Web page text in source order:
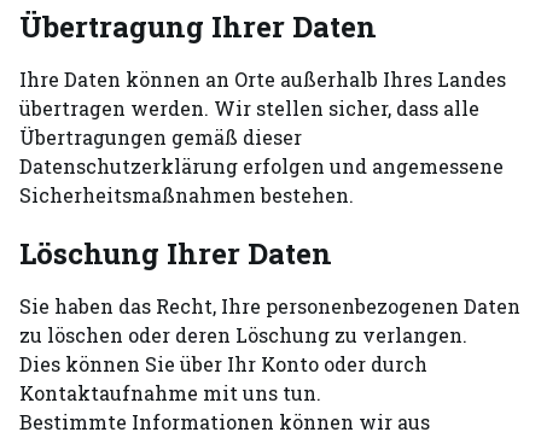
Übertragung Ihrer Daten
Ihre Daten können an Orte außerhalb Ihres Landes
übertragen werden. Wir stellen sicher, dass alle
Übertragungen gemäß dieser
Datenschutzerklärung erfolgen und angemessene
Sicherheitsmaßnahmen bestehen.
Löschung Ihrer Daten
Sie haben das Recht, Ihre personenbezogenen Daten
zu löschen oder deren Löschung zu verlangen.
Dies können Sie über Ihr Konto oder durch
Kontaktaufnahme mit uns tun.
Bestimmte Informationen können wir aus